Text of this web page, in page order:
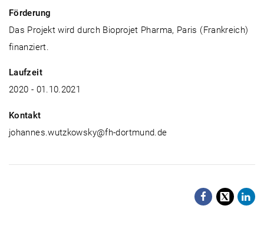
Förderung
Das Projekt wird durch Bioprojet Pharma, Paris (Frankreich)
finanziert.
Laufzeit
2020 - 01.10.2021
Kontakt
johannes.wutzkowsky@fh-dortmund.de
X